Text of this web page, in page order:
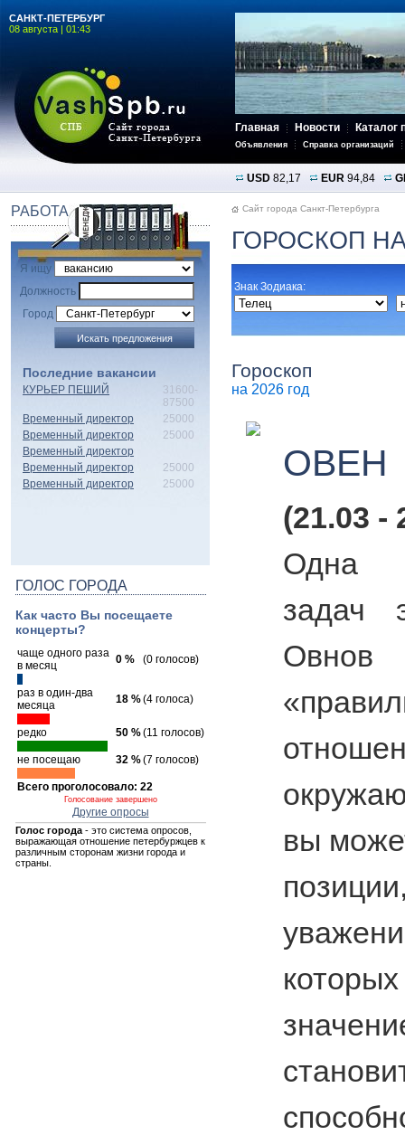
САНКТ-ПЕТЕРБУРГ
08 августа | 01:43
Главная Новости Каталог
Объявления Справка организаций
USD 82,17 EUR 94,84
РАБОТА
Я ищу
Должность
Город
Последние вакансии
КУРЬЕР ПЕШИЙ
31600-
87500
Временный директор
25000
Временный директор
25000
Временный директор
Временный директор
25000
Временный директор
25000
ГОЛОС ГОРОДА
Как часто Вы посещаете
концерты?
чаще одного раза
в месяц
0 % (0 голосов)
раз в один-два
месяца
18 %(4 голоса)
редко 50 %(11 голосов)
не посещаю 32 %(7 голосов)
Всего проголосовало: 22
Голосование завершено
Другие опросы
Голос города- это система опросов,
выражающая отношение петербуржцев к
различным сторонам жизни города и
страны.
Сайт города Санкт-Петербурга
ГОРОСКОП НА
Знак Зодиака:
Гороскоп
на 2026 год
ОВЕН
(21.03 -
Одна
задач
Овнов
вы